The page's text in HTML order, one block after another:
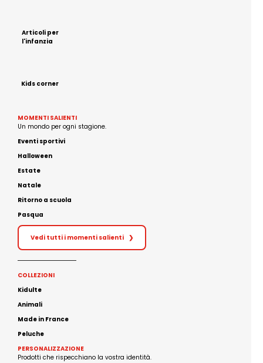
Articoli per
l'infanzia
Kids corner
MOMENTI SALIENTI
Un mondo per ogni stagione.
Eventi sportivi
Halloween
Estate
Natale
Ritorno a scuola
Pasqua
Vedi tutti i momenti salienti ❯
COLLEZIONI
Kidulte
Animali
Made in France
Peluche
PERSONALIZZAZIONE
Prodotti che rispecchiano la vostra identità.